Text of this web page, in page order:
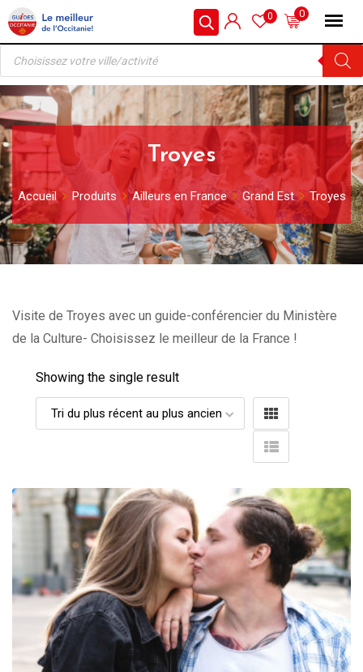
Skip
to
content
0
0
Recherche
produits
Troyes
Accueil Produits Ailleurs en France Grand Est Troyes
Visite de Troyes avec un guide-conférencier du Ministère
de la Culture- Choisissez le meilleur de la France !
Showing the single result